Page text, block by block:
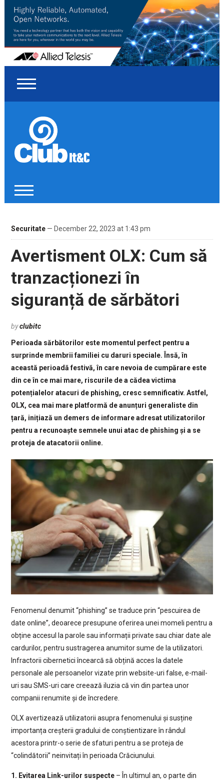
Securitate— December 22, 2023 at 1:43 pm
Avertisment OLX: Cum să
tranzacționezi în
siguranță de sărbători
byclubitc
Perioada sărbătorilor este momentul perfect pentru a
surprinde membrii familiei cu daruri speciale. Însă, în
această perioadă festivă, în care nevoia de cumpărare este
din ce în ce mai mare, riscurile de a cădea victima
potențialelor atacuri de phishing, cresc semnificativ. Astfel,
OLX, cea mai mare platformă de anunțuri generaliste din
țară, inițiază un demers de informare adresat utilizatorilor
pentru a recunoaște semnele unui atac de phishing și a se
proteja de atacatorii online.
Fenomenul denumit “phishing” se traduce prin “pescuirea de
date online”, deoarece presupune oferirea unei momeli pentru a
obține accesul la parole sau informații private sau chiar date ale
cardurilor, pentru sustragerea anumitor sume de la utilizatori.
Infractorii cibernetici încearcă să obțină acces la datele
personale ale persoanelor vizate prin website-uri false, e-mail-
uri sau SMS-uri care creează iluzia că vin din partea unor
companii renumite și de încredere.
OLX avertizează utilizatorii asupra fenomenului și susține
importanța creșterii gradului de conștientizare în rândul
acestora printr-o serie de sfaturi pentru a se proteja de
“colindătorii” neinvitați în perioada Crăciunului.
1. Evitarea Link-urilor suspecte– În ultimul an, o parte din